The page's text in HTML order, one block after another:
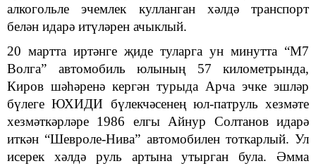
алкогольле эчемлек кулланган хәлдә транспорт
белән идарә итүләрен ачыклый.
20 мартта иртәнге җиде туларга ун минутта “М7
Волга” автомобиль юлының 57 километрында,
Киров шәһәренә кергән турыда Арча эчке эшләр
бүлеге ЮХИДИ бүлекчәсенең юл-патруль хезмәте
хезмәткәрләре 1986 елгы Айнур Солтанов идарә
иткән “Шевроле-Нива” автомобилен тоткарлый. Ул
исерек хәлдә руль артына утырган була. Әмма